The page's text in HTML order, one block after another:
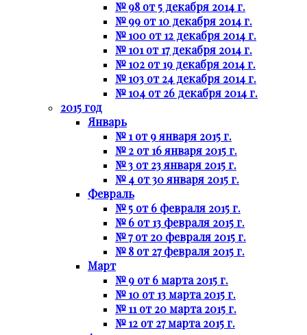
№ 98 от 5 декабря 2014 г.
№ 99 от 10 декабря 2014 г.
№ 100 от 12 декабря 2014 г.
№ 101 от 17 декабря 2014 г.
№ 102 от 19 декабря 2014 г.
№ 103 от 24 декабря 2014 г.
№ 104 от 26 декабря 2014 г.
2015 год
Январь
№ 1 от 9 января 2015 г.
№ 2 от 16 января 2015 г.
№ 3 от 23 января 2015 г.
№ 4 от 30 января 2015 г.
Февраль
№ 5 от 6 февраля 2015 г.
№ 6 от 13 февраля 2015 г.
№ 7 от 20 февраля 2015 г.
№ 8 от 27 февраля 2015 г.
Март
№ 9 от 6 марта 2015 г.
№ 10 от 13 марта 2015 г.
№ 11 от 20 марта 2015 г.
№ 12 от 27 марта 2015 г.